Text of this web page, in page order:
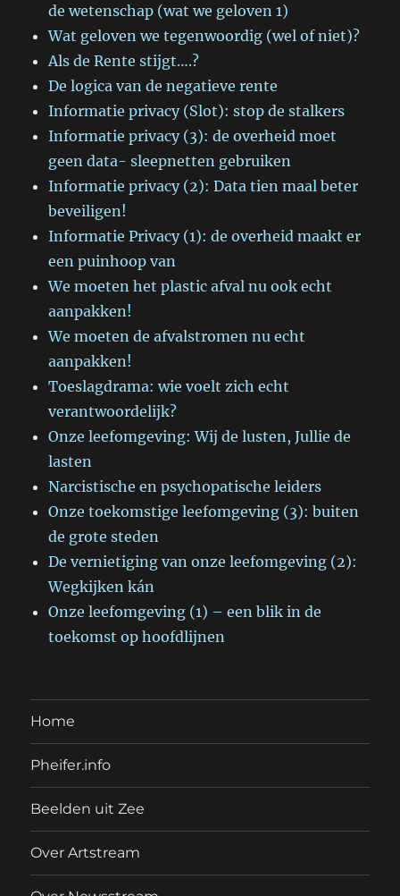
de wetenschap (wat we geloven 1)
Wat geloven we tegenwoordig (wel of niet)?
Als de Rente stijgt….?
De logica van de negatieve rente
Informatie privacy (Slot): stop de stalkers
Informatie privacy (3): de overheid moet
geen data- sleepnetten gebruiken
Informatie privacy (2): Data tien maal beter
beveiligen!
Informatie Privacy (1): de overheid maakt er
een puinhoop van
We moeten het plastic afval nu ook echt
aanpakken!
We moeten de afvalstromen nu echt
aanpakken!
Toeslagdrama: wie voelt zich echt
verantwoordelijk?
Onze leefomgeving: Wij de lusten, Jullie de
lasten
Narcistische en psychopatische leiders
Onze toekomstige leefomgeving (3): buiten
de grote steden
De vernietiging van onze leefomgeving (2):
Wegkijken kán
Onze leefomgeving (1) – een blik in de
toekomst op hoofdlijnen
Home
Pheifer.info
Beelden uit Zee
Over Artstream